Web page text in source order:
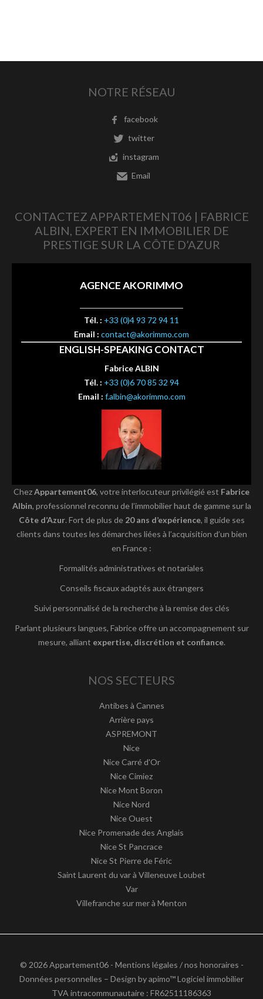
NOTRE RÉSEAU
facebook
twitter
instagram
Email
CONTACTEZ APPARTEMENT06 | FABRICE
ALBIN, EXPERT EN IMMOBILIER DE
PRESTIGE SUR LA CÔTE D’AZUR
AGENCE AKORIMMO
Tél. : +33 (0)4 93 72 94 11
Email : contact@akorimmo.com
ENGLISH-SPEAKING CONTACT
Fabrice ALBIN
Tél. : +33 (0)6 70 85 32 94
Email : f.albin@akorimmo.com
ChezAppartement06, votre interlocuteur privilégié est Fabrice
Albin, professionnel reconnu de l’immobilier haut de gamme sur la
Côte d’Azur. Fort de plus de 20 ans d’expérience, il guide ses
clients dans toutes les démarches liées à l’acquisition d’un bien
en France :
Formalités administratives et notariales
Conseils fiscaux adaptés aux étrangers
Suivi personnalisé de la recherche à la remise des clés
Parlant plusieurs langues, Fabrice offre un accompagnement sur
mesure, alliant expertise, discrétion et confiance.
NOS SECTEURS
Antibes à Cannes
Arrière pays
ASPREMONT
Nice
Nice Carré d'Or
Nice Cimiez
Nice Mont Boron
Nice Nord
Nice Ouest
Nice Promenade des Anglais
Nice St Pancrace
Nice St Pierre de Féric
Saint Laurent du var à Villeneuve Loubet
Var
Villefranche sur mer à Menton
© 2026 Appartement06 - Mentions légales / nos honoraires -
Données personnelles – Design byapimo™ Logiciel immobilier
TVA intracommunautaire : FR62511186363